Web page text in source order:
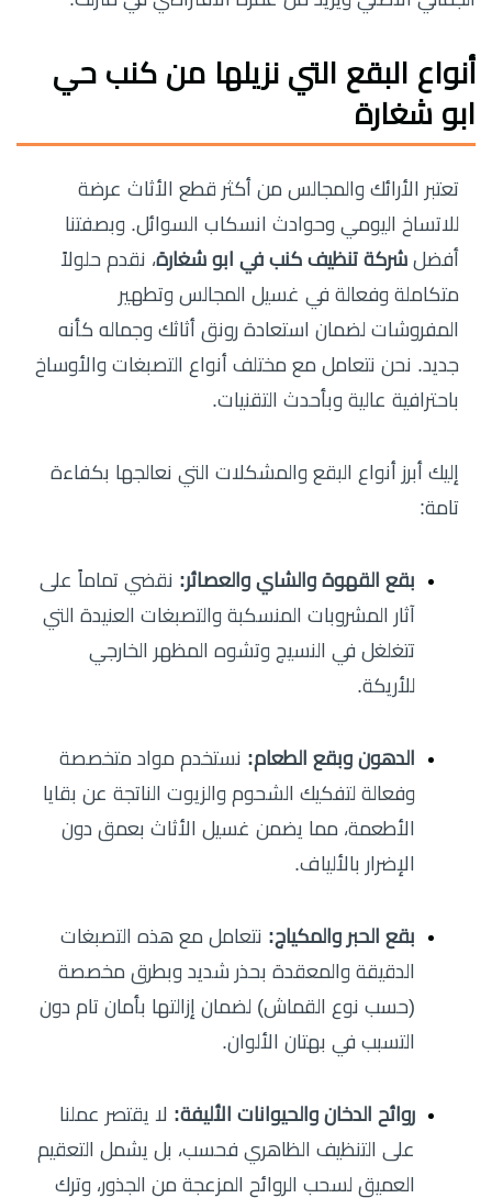
أنواع البقع التي نزيلها من كنب حي
ابو شغارة
تعتبر الأرائك والمجالس من أكثر قطع الأثاث عرضة
للاتساخ اليومي وحوادث انسكاب السوائل. وبصفتنا
أفضل شركة تنظيف كنب في ابو شغارة، نقدم حلولاً
متكاملة وفعالة في غسيل المجالس وتطهير
المفروشات لضمان استعادة رونق أثاثك وجماله كأنه
جديد. نحن نتعامل مع مختلف أنواع التصبغات والأوساخ
باحترافية عالية وبأحدث التقنيات.
إليك أبرز أنواع البقع والمشكلات التي نعالجها بكفاءة
تامة:
بقع القهوة والشاي والعصائر: نقضي تماماً على
آثار المشروبات المنسكبة والتصبغات العنيدة التي
تتغلغل في النسيج وتشوه المظهر الخارجي
للأريكة.
الدهون وبقع الطعام: نستخدم مواد متخصصة
وفعالة لتفكيك الشحوم والزيوت الناتجة عن بقايا
الأطعمة، مما يضمن غسيل الأثاث بعمق دون
الإضرار بالألياف.
بقع الحبر والمكياج: نتعامل مع هذه التصبغات
الدقيقة والمعقدة بحذر شديد وبطرق مخصصة
(حسب نوع القماش) لضمان إزالتها بأمان تام دون
التسبب في بهتان الألوان.
روائح الدخان والحيوانات الأليفة: لا يقتصر عملنا
على التنظيف الظاهري فحسب، بل يشمل التعقيم
العميق لسحب الروائح المزعجة من الجذور، وترك